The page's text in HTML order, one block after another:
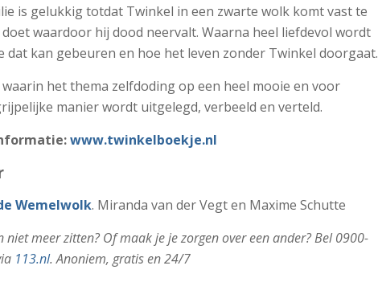
is gelukkig totdat Twinkel in een zwarte wolk komt vast te
waardoor hij dood neervalt. Waarna heel liefdevol wordt
dat kan gebeuren en hoe het leven zonder Twinkel doorgaat.
het thema zelfdoding op een heel mooie en voor
manier wordt uitgelegd, verbeeld en verteld.
www.twinkelboekje.nl
Wemelwolk. Miranda van der Vegt en Maxime Schutte
niet meer zitten? Of maak je je zorgen over een ander? Bel 0900-
113.nl. Anoniem, gratis en 24/7